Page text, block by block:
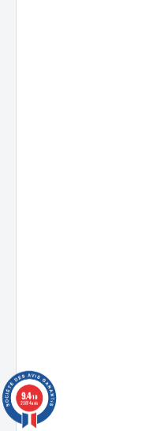
9.4/10
23874 avis